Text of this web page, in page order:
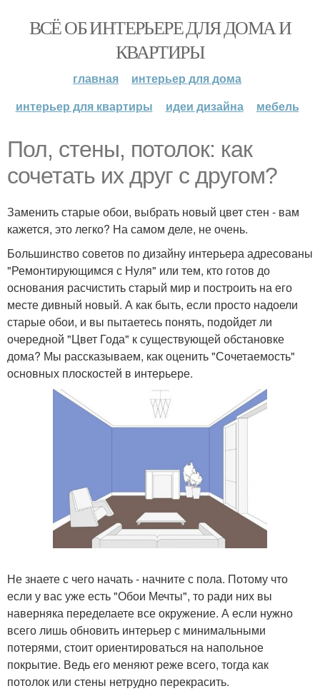
ВСЁ ОБ ИНТЕРЬЕРЕ ДЛЯ ДОМА И
КВАРТИРЫ
главная
интерьер для дома
интерьер для квартиры
идеи дизайна мебель
Пол, стены, потолок: как
сочетать их друг с другом?
Заменить старые обои, выбрать новый цвет стен - вам
кажется, это легко? На самом деле, не очень.
Большинство советов по дизайну интерьера адресованы
"Ремонтирующимся с Нуля" или тем, кто готов до
основания расчистить старый мир и построить на его
месте дивный новый. А как быть, если просто надоели
старые обои, и вы пытаетесь понять, подойдет ли
очередной "Цвет Года" к существующей обстановке
дома? Мы рассказываем, как оценить "Сочетаемость"
основных плоскостей в интерьере.
Не знаете с чего начать - начните с пола. Потому что
если у вас уже есть "Обои Мечты", то ради них вы
наверняка переделаете все окружение. А если нужно
всего лишь обновить интерьер с минимальными
потерями, стоит ориентироваться на напольное
покрытие. Ведь его меняют реже всего, тогда как
потолок или стены нетрудно перекрасить.